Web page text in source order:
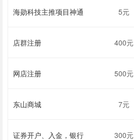
海勋科技主推项目神通 5元
店群注册 400元
网店注册 500元
东山商城 7元
证券开户、入金，银行 300元